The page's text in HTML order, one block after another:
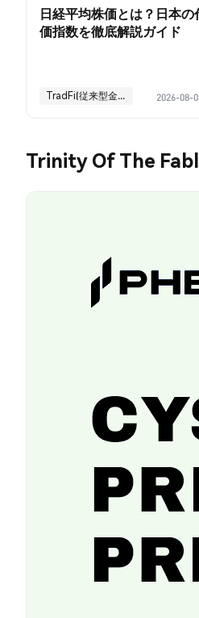
日経平均株価とは？日本の
価指数を徹底解説ガイド
TradFi(従来型金融) 2026-08-
Trinity Of The